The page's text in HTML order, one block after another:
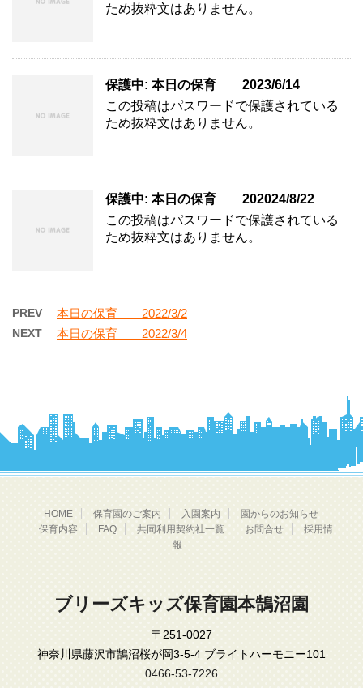
ため抜粋文はありません。
保護中: 本日の保育 2023/6/14
この投稿はパスワードで保護されている
ため抜粋文はありません。
保護中: 本日の保育 202024/8/22
この投稿はパスワードで保護されている
ため抜粋文はありません。
PREV 本日の保育 2022/3/2
NEXT 本日の保育 2022/3/4
HOME 保育園のご案内 入園案内
園からのお知らせ
保育内容
FAQ 共同利用契約社一覧 お問合せ
採用情
報
ブリーズキッズ保育園本鵠沼園
〒251-0027
神奈川県藤沢市鵠沼桜が岡3-5-4 ブライトハーモニー101
0466-53-7226